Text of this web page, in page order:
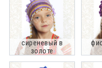
сиреневый в
золоте